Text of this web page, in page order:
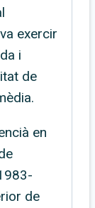
exercir
i
de
en
de